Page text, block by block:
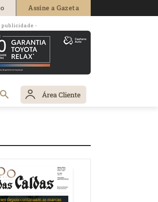
Assine a Gazeta
publicidade -
Área Cliente